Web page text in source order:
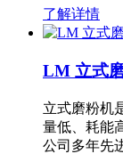
了解详情
LM 立式
立式磨粉机
量低、耗能
公司多年先